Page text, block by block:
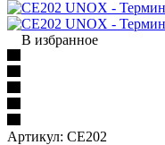
В избранное
Артикул: CE202